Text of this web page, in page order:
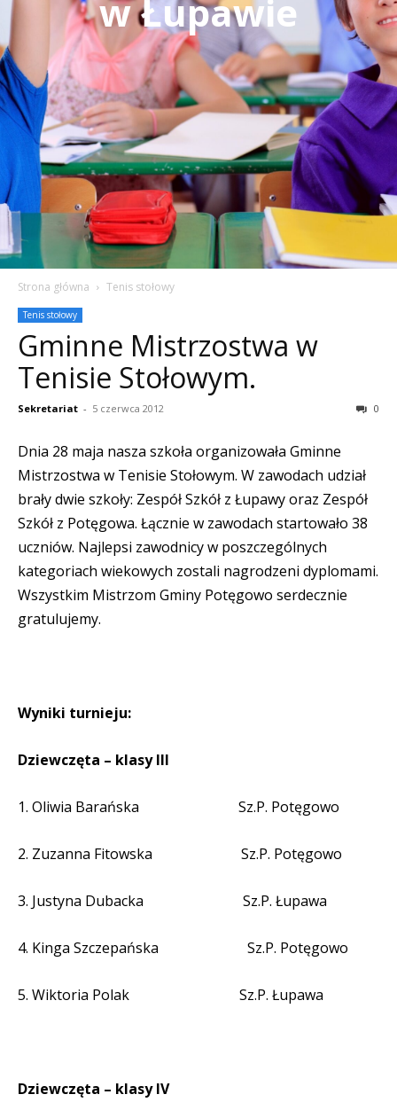
w Łupawie
Strona główna Tenis stołowy
Tenis stołowy
Gminne Mistrzostwa w
Tenisie Stołowym.
Sekretariat - 5 czerwca 2012 0
Dnia 28 maja nasza szkoła organizowała Gminne
Mistrzostwa w Tenisie Stołowym. W zawodach udział
brały dwie szkoły: Zespół Szkół z Łupawy oraz Zespół
Szkół z Potęgowa. Łącznie w zawodach startowało 38
uczniów. Najlepsi zawodnicy w poszczególnych
kategoriach wiekowych zostali nagrodzeni dyplomami.
Wszystkim Mistrzom Gminy Potęgowo serdecznie
gratulujemy.
Wyniki turnieju:
Dziewczęta – klasy III
1. Oliwia Barańska Sz.P. Potęgowo
2. Zuzanna Fitowska Sz.P. Potęgowo
3. Justyna Dubacka Sz.P. Łupawa
4. Kinga Szczepańska Sz.P. Potęgowo
5. Wiktoria Polak Sz.P. Łupawa
Dziewczęta – klasy IV